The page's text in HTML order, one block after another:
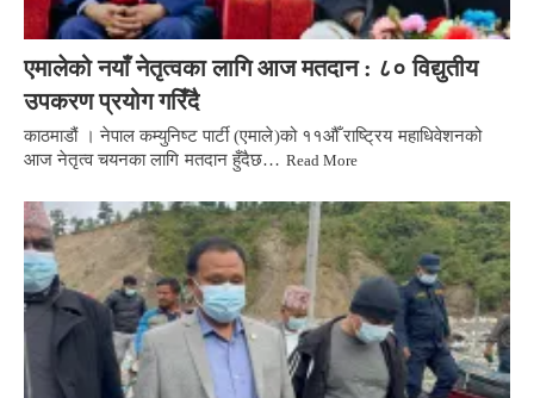
एमालेको नयाँ नेतृत्वका लागि आज मतदान : ८० विद्युतीय
उपकरण प्रयोग गरिँदै
काठमाडौं । नेपाल कम्युनिष्ट पार्टी (एमाले)को ११औँ राष्ट्रिय महाधिवेशनको
आज नेतृत्व चयनका लागि मतदान हुँदैछ… Read More